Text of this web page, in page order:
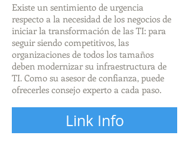
Existe un sentimiento de urgencia
respecto a la necesidad de los negocios de
iniciar la transformación de las TI: para
seguir siendo competitivos, las
organizaciones de todos los tamaños
deben modernizar su infraestructura de
TI. Como su asesor de confianza, puede
ofrecerles consejo experto a cada paso.
Link Info